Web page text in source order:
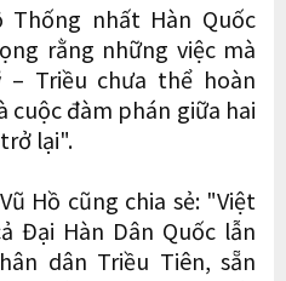
nhất Hàn Quốc
rằng những việc mà
– Triều chưa thể hoàn
cuộc đàm phán giữa hai
lại".
Hồ cũng chia sẻ: "Việt
Đại Hàn Dân Quốc lẫn
dân Triều Tiên, sẵn